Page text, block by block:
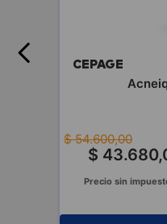
CEPAGE
$ 54.600,00
$ 43.680,
Precio sin